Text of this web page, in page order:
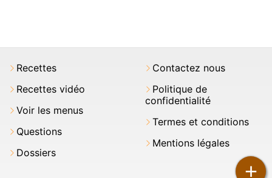
+
Recettes
Recettes vidéo
Voir les menus
Questions
Dossiers
Contactez nous
Politique de
confidentialité
Termes et conditions
Mentions légales